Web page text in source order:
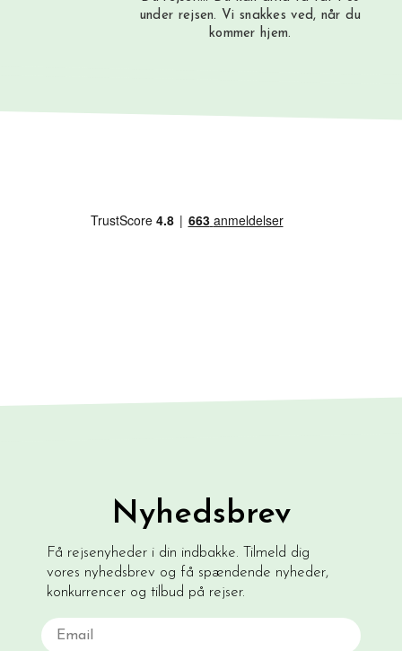
under rejsen. Vi snakkes ved, når du
kommer hjem.
Nyhedsbrev
Få rejsenyheder i din indbakke. Tilmeld dig
vores nyhedsbrev og få spændende nyheder,
konkurrencer og tilbud på rejser.
Email